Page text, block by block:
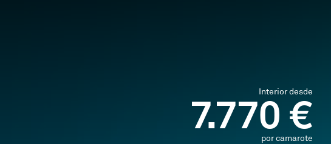
Interior desde
7.770 €
por camarote